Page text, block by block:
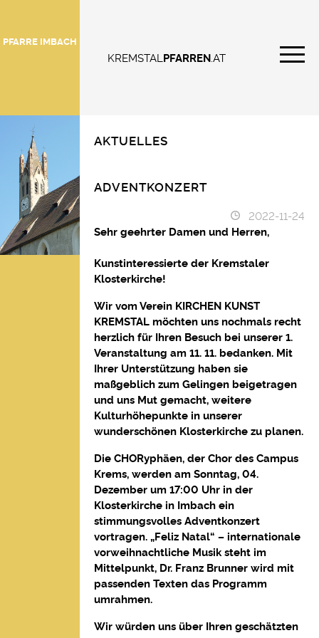
PFARRE IMBACH
KREMSTAL PFARREN.AT
AKTUELLES
ADVENTKONZERT
2022-11-24
Sehr geehrter Damen und Herren,
Kunstinteressierte der Kremstaler
Klosterkirche!
Wir vom Verein KIRCHEN KUNST
KREMSTAL möchten uns nochmals recht
herzlich für Ihren Besuch bei unserer 1.
Veranstaltung am 11. 11. bedanken. Mit
Ihrer Unterstützung haben sie
maßgeblich zum Gelingen beigetragen
und uns Mut gemacht, weitere
Kulturhöhepunkte in unserer
wunderschönen Klosterkirche zu planen.
Die CHORyphäen, der Chor des Campus
Krems, werden am Sonntag, 04.
Dezember um 17:00 Uhr in der
Klosterkirche in Imbach ein
stimmungsvolles Adventkonzert
vortragen. „Feliz Natal“ – internationale
vorweihnachtliche Musik steht im
Mittelpunkt, Dr. Franz Brunner wird mit
passenden Texten das Programm
umrahmen.
Wir würden uns über Ihren geschätzten